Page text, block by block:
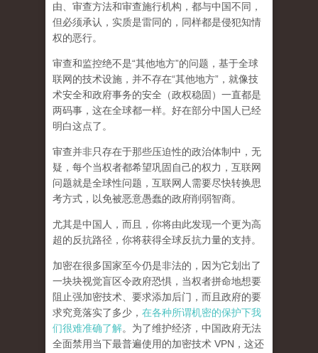
由、审查方法和审查施行机构，都与中国不同，
但必须承认， 实质是雷同的，同样都是侵犯知情
权的恶行。
审查和监控绝不是“其他地方”的问题，基于全球
联网的技术设施，并不存在“其他地方”，就像技
术安全和政府事务的安全（政权稳固）一直都是
两码事，这在全球都一样。好在部分中国人已经
明白这点了。
审查并非只存在于那些压迫性的政治体制中，无
疑，每个当权者都希望巩固自己的权力，互联网
问题就是全球性问题，互联网人需要尽快转换思
考方式，以免被恶意愚蠢的政府削弱智商。
尤其是中国人，而且，你将由此发现一个更为高
超的反抗路径，你将获得全球反抗力量的支持。
加密在很多国家至今仍是非法的，因为它划出了
一块块视觉盲区令政府恐惧，当权者拼命地想要
阻止强加密技术、要求添加后门，而且政府的要
求究竟落实了多少， 在各种所谓机密的保护下我
们很难准确了解。为了维护经济，中国政府无法
全面禁用当下最普遍使用的加密技术 VPN，这还